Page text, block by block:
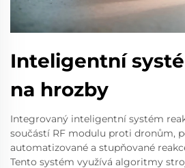
Inteligentní
na hrozby
Integrovaný inteligentní systém
součástí RF modulu proti dronům,
automatizované a stupňované
Tento systém využívá algoritmy